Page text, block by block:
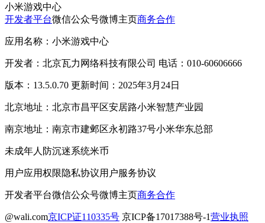
小米游戏中心
开发者平台微信公众号微博主页商务合作
应用名称：小米游戏中心
开发者：北京瓦力网络科技有限公司 电话：010-60606666
版本：13.5.0.70 更新时间：2025年3月24日
北京地址：北京市昌平区安居路小米智慧产业园
南京地址：南京市建邺区永初路37号小米华东总部
未成年人防沉迷系统米币
用户应用权限隐私协议用户服务协议
开发者平台微信公众号微博主页商务合作
@wali.com京ICP证110335号 京ICP备17017388号-1营业执照